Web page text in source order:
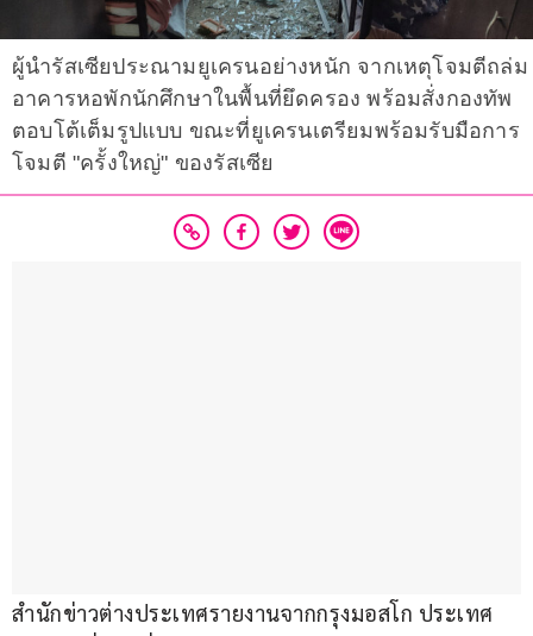
ผู้นำรัสเซียประณามยูเครนอย่างหนัก จากเหตุโจมตีถล่ม
อาคารหอพักนักศึกษาในพื้นที่ยึดครอง พร้อมสั่งกองทัพ
ตอบโต้เต็มรูปแบบ ขณะที่ยูเครนเตรียมพร้อมรับมือการ
โจมตี "ครั้งใหญ่" ของรัสเซีย
สำนักข่าวต่างประเทศรายงานจากกรุงมอสโก ประเทศ